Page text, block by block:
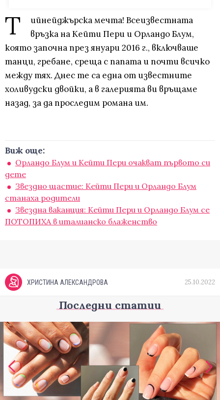
Т
ийнейджърска мечта! Всеизвестната
връзка на Кейти Пери и Орландо Блум,
която започна през януари 2016 г., включваше
танци, гребане, среща с папата и почти всичко
между тях. Днес те са една от известните
холивудски двойки, а в галерията ви връщаме
назад, за да проследим романа им.
Виж още:
Орландо Блум и Кейти Пери очакват първото си
дете
Звездно щастие: Кейти Пери и Орландо Блум
станаха родители
Звездна ваканция: Кейти Пери и Орландо Блум се
ПОТОПИХА в италианско блаженство
ХРИСТИНА АЛЕКСАНДРОВА 25.10.2022
Последни статии